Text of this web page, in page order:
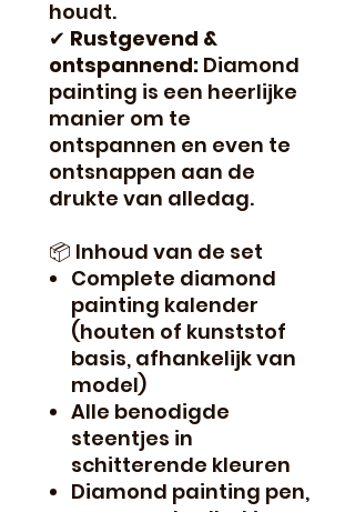
houdt.
✔ Rustgevend &
ontspannend: Diamond
painting is een heerlijke
manier om te
ontspannen en even te
ontsnappen aan de
drukte van alledag.
📦 Inhoud van de set
Complete diamond
painting kalender
(houten of kunststof
basis, afhankelijk van
model)
Alle benodigde
steentjes in
schitterende kleuren
Diamond painting pen,